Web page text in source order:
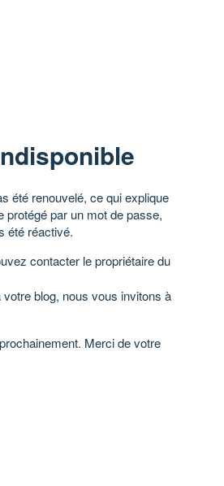
été renouvelé, ce qui explique
protégé par un mot de passe,
été réactivé.
contacter le propriétaire du
blog, nous vous invitons à
Merci de votre